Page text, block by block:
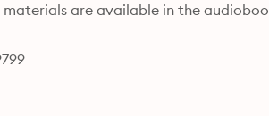
are available in the